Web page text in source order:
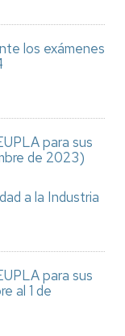
los exámenes
para sus
de 2023)
a la Industria
para sus
al 1 de